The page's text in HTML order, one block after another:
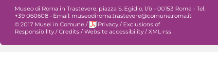
Museo di Roma in Trastevere, piazza S. Egidio, 1/b - 00153 Roma - Tel.
+39 060608 - Email: museodiroma.trastevere@comune.roma.it
© 2017 Musei in Comune / Privacy / Exclusions of
Responsibility /Credits /Website accessibility /XML-rss